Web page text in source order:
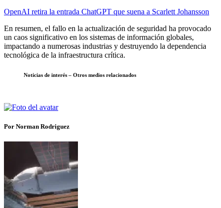
OpenAI retira la entrada ChatGPT que suena a Scarlett Johansson
En resumen, el fallo en la actualización de seguridad ha provocado
un caos significativo en los sistemas de información globales,
impactando a numerosas industrias y destruyendo la dependencia
tecnológica de la infraestructura crítica.
Noticias de interés – Otros medios relacionados
Por Norman Rodriguez